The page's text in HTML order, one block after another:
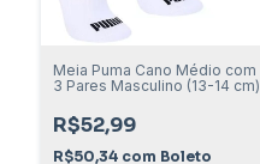
Meia Puma Cano Médio com
3 Pares Masculino (13-14 cm)
R$52,99
R$50,34 com Boleto